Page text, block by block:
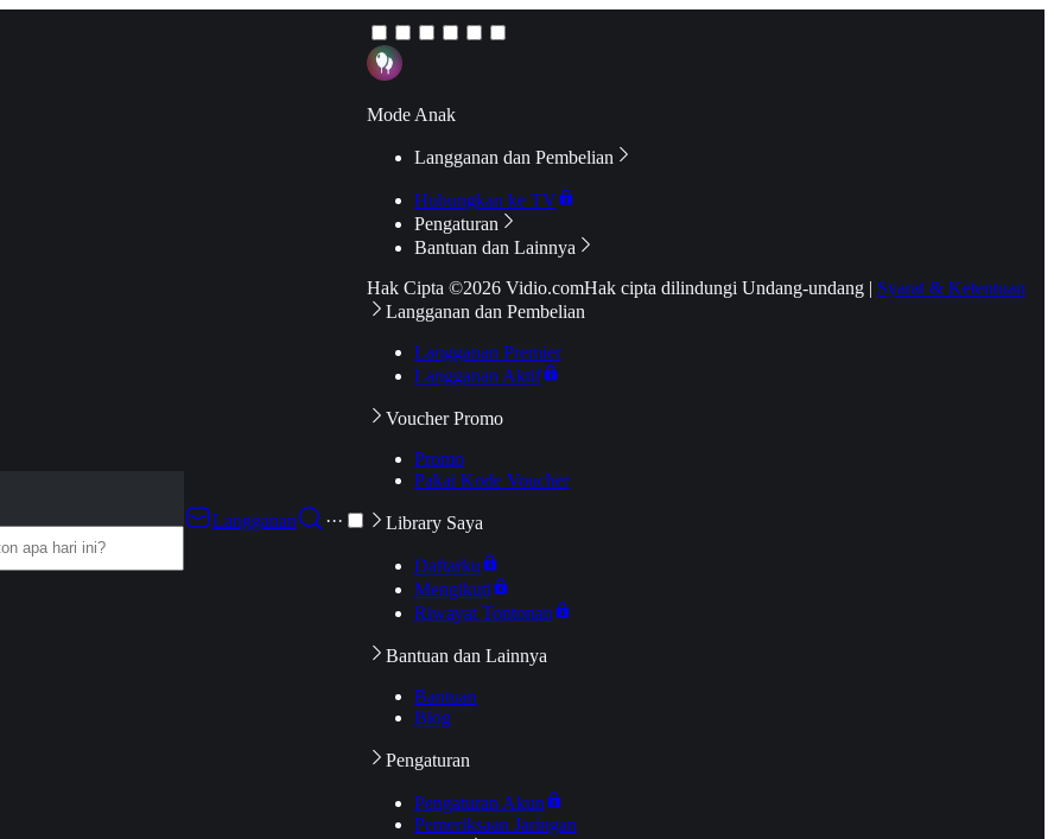
Langganan
···
Mode Anak
Langganan dan Pembelian
Hubungkan ke TV
Pengaturan
Bantuan dan Lainnya
Hak Cipta ©2026 Vidio.comHak cipta dilindungi Undang-undang | Syarat & Ketentuan
Langganan dan Pembelian
Langganan Premier
Langganan Aktif
Voucher Promo
Promo
Pakai Kode Voucher
Library Saya
Daftarku
Mengikuti
Riwayat Tontonan
Bantuan dan Lainnya
Bantuan
Blog
Pengaturan
Pengaturan Akun
Pemeriksaan Jaringan